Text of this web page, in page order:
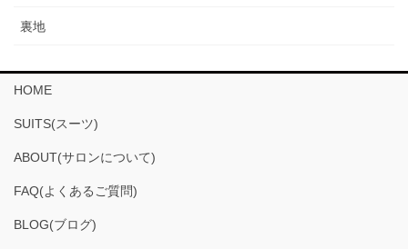
裏地
HOME
SUITS(スーツ)
ABOUT(サロンについて)
FAQ(よくあるご質問)
BLOG(ブログ)